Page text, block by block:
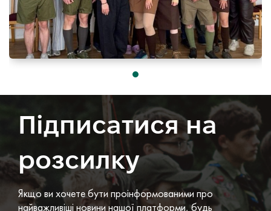
Підписатися на
розсилку
Якщо ви хочете бути проінформованими про
найважливіші новини нашої платформи, будь